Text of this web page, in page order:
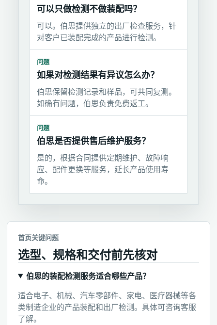
可以只做检测不做装配吗？
可以。伯思提供独立的出厂检查服务，针
对客户已装配完成的产品进行检测。
问题
如果对检测结果有异议怎么办？
伯思保留检测记录和样品，可共同复测。
如确有问题，伯思负责免费返工。
问题
伯思是否提供售后维护服务？
是的，根据合同提供定期维护、故障响
应、配件更换等服务，延长产品使用寿
命。
首页关键问题
选型、规格和交付前先核对
伯思的装配检测服务适合哪些产品？
适合电子、机械、汽车零部件、家电、医疗器械等各
类制造企业的产品装配和出厂检测。具体可咨询客服
了解。